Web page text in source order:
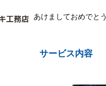
あけましておめでと
サービス内容